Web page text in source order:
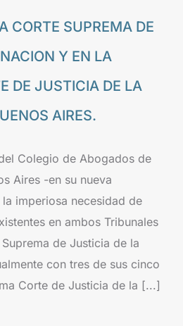
CORTE SUPREMA DE
Y EN LA
DE JUSTICIA DE LA
AIRES.
Colegio de Abogados de
Aires -en su nueva
imperiosa necesidad de
en ambos Tribunales
de Justicia de la
con tres de sus cinco
Corte de Justicia de la [...]